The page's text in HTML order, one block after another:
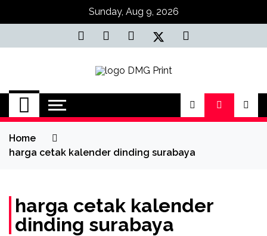
Sunday, Aug 9, 2026
Jasa Cetak Online
DMG Printing
Home
harga cetak kalender dinding surabaya
harga cetak kalender
dinding surabaya